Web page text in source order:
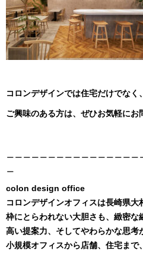
コロンデザインでは住宅だけでなく
ご興味のある方は、ぜひお気軽にお
colon design office
コロンデザインオフィスは⾧崎県大
枠にとらわれない大胆さも、緻密な
高い提案力、そしてやわらかな思考
小規模オフィスから店舗、住宅まで